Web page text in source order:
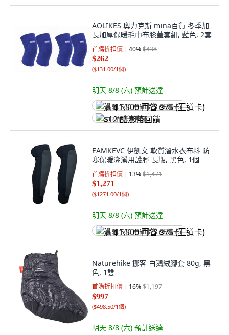
AOLIKES 奧力克斯 mina百貨 冬季加
長加厚保暖毛巾布膝蓋套組, 藍色, 2套
首購折扣價 40%$438
$262
($131.00/1個)
明天 8/8 (六) 預計送達
满 $1,500 再省 $75 (王道卡)
$12 酷澎幣回饋
EAMKEVC 伊凱文 軟質潛水衣布料 防
寒保暖溯溪用護脛 長版, 黑色, 1個
首購折扣價 13%$1,471
$1,271
($1271.00/1個)
明天 8/8 (六) 預計送達
满 $1,500 再省 $75 (王道卡)
Naturehike 挪客 白鵝絨腳套 80g, 黑
色, 1雙
首購折扣價 16%$1,197
$997
($498.50/1個)
明天 8/8 (六) 預計送達